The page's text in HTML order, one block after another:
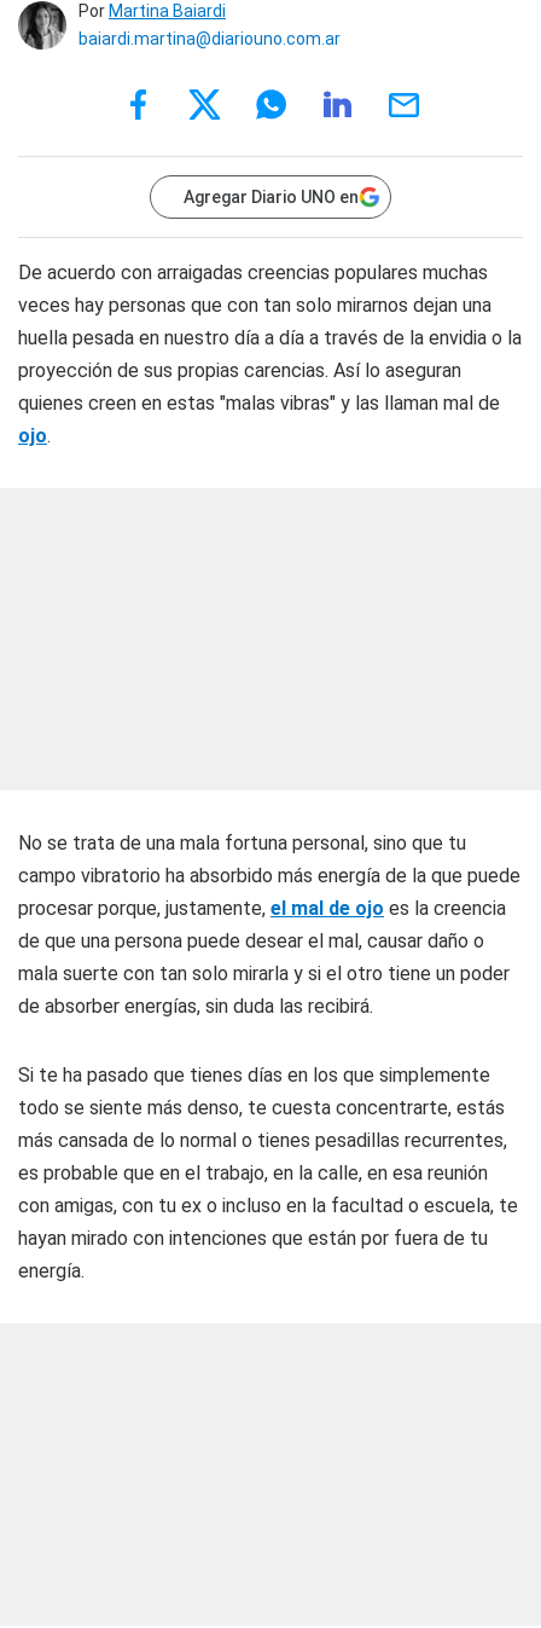
Por Martina Baiardi
baiardi.martina@diariouno.com.ar
Agregar Diario UNO en
De acuerdo con arraigadas creencias populares muchas
veces hay personas que con tan solo mirarnos dejan una
huella pesada en nuestro día a día a través de la envidia o la
proyección de sus propias carencias. Así lo aseguran
quienes creen en estas "malas vibras" y las llaman mal de
ojo.
No se trata de una mala fortuna personal, sino que tu
campo vibratorio ha absorbido más energía de la que puede
procesar porque, justamente, el mal de ojo es la creencia
de que una persona puede desear el mal, causar daño o
mala suerte con tan solo mirarla y si el otro tiene un poder
de absorber energías, sin duda las recibirá.
Si te ha pasado que tienes días en los que simplemente
todo se siente más denso, te cuesta concentrarte, estás
más cansada de lo normal o tienes pesadillas recurrentes,
es probable que en el trabajo, en la calle, en esa reunión
con amigas, con tu ex o incluso en la facultad o escuela, te
hayan mirado con intenciones que están por fuera de tu
energía.